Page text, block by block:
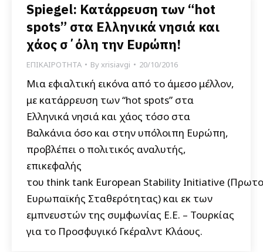
Spiegel: Κατάρρευση των “hot
spots” στα Ελληνικά νησιά και
χάος σ΄όλη την Ευρώπη!
ΕΠΙΚΑΙΡΟΤΗΤΑ Byxrisiavgi 20/10/2016
Μια εφιαλτική εικόνα από το άμεσο μέλλον,
με κατάρρευση των “hot spots” στα
Ελληνικά νησιά και χάος τόσο στα
Βαλκάνια όσο και στην υπόλοιπη Ευρώπη,
προβλέπει ο πολιτικός αναλυτής,
επικεφαλής
του think tank European Stability Initiative
Ευρωπαϊκής Σταθερότητας) και εκ των
εμπνευστών της συμφωνίας Ε.Ε. – Τουρκίας
για το Προσφυγικό Γκέραλντ Κλάους.